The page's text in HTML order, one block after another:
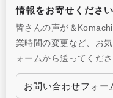
情報をお寄せください
皆さんの声が＆
業時間の変更など、お
ォームから送ってくださ
お問い合わせフォー